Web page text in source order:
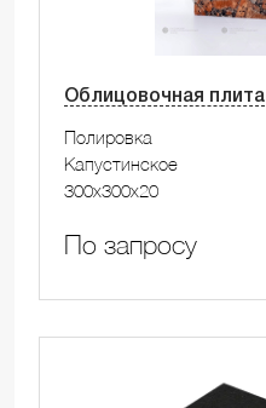
Облицовочная плита
Полировка
Капустинское
300x300x20
По запросу